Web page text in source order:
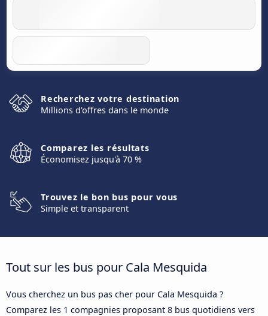
Recherchez votre destination
Millions d'offres dans le monde
Comparez les résultats
Économisez jusqu'à 70 %
Trouvez le bon bus pour vous
Simple et transparent
Tout sur les bus pour Cala Mesquida
Vous cherchez un bus pas cher pour Cala Mesquida ?
Comparez les 1 compagnies proposant 8 bus quotidiens vers